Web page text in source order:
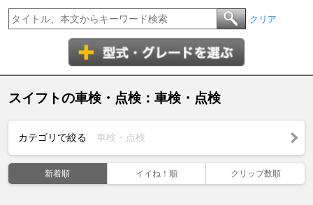
クリア
スイフトの車検・点検：車検・点検
カテゴリで絞る 車検・点検
新着順 イイね！順 クリップ数順